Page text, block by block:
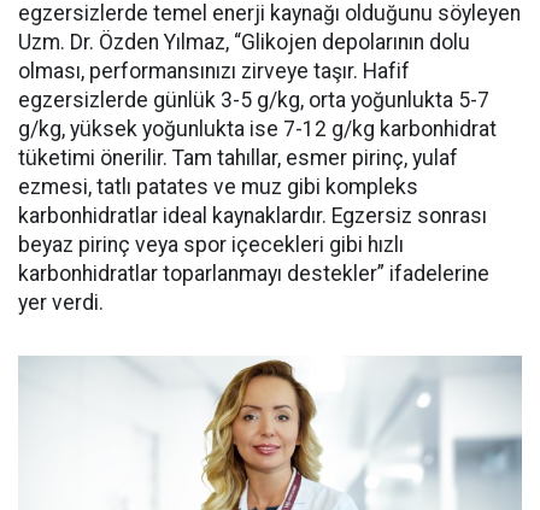
egzersizlerde temel enerji kaynağı olduğunu söyleyen
Uzm. Dr. Özden Yılmaz, “Glikojen depolarının dolu
olması, performansınızı zirveye taşır. Hafif
egzersizlerde günlük 3-5 g/kg, orta yoğunlukta 5-7
g/kg, yüksek yoğunlukta ise 7-12 g/kg karbonhidrat
tüketimi önerilir. Tam tahıllar, esmer pirinç, yulaf
ezmesi, tatlı patates ve muz gibi kompleks
karbonhidratlar ideal kaynaklardır. Egzersiz sonrası
beyaz pirinç veya spor içecekleri gibi hızlı
karbonhidratlar toparlanmayı destekler” ifadelerine
yer verdi.